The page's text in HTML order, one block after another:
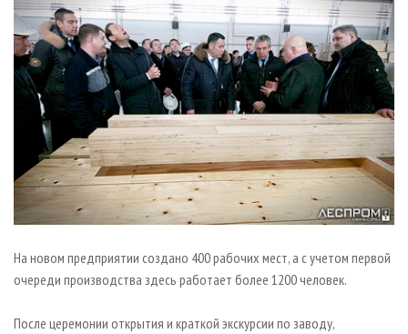
На новом предприятии создано 400 рабочих мест, а с учетом первой
очереди производства здесь работает более 1200 человек.
После церемонии открытия и краткой экскурсии по заводу,